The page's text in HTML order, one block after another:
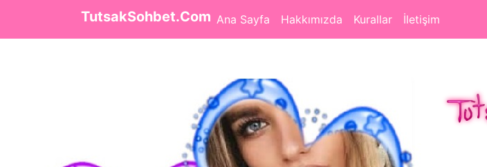
TutsakSohbet.Com Ana Sayfa Hakkımızda Kurallar İletişim